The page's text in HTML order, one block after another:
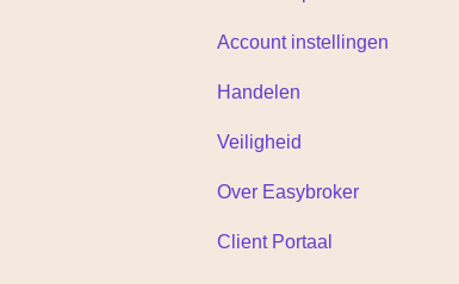
Account instellingen
Handelen
Veiligheid
Over Easybroker
Documenten
Client Portaal